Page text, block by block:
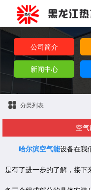
公司简介
新闻中心
分类列表
空
哈尔滨空气能设备在我
是有了进一步的了解，接下